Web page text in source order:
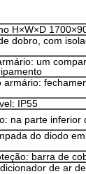
H×W×D
dobro, com
um
armário:
IP55
na parte inferior
do diodo
barra de
de ar